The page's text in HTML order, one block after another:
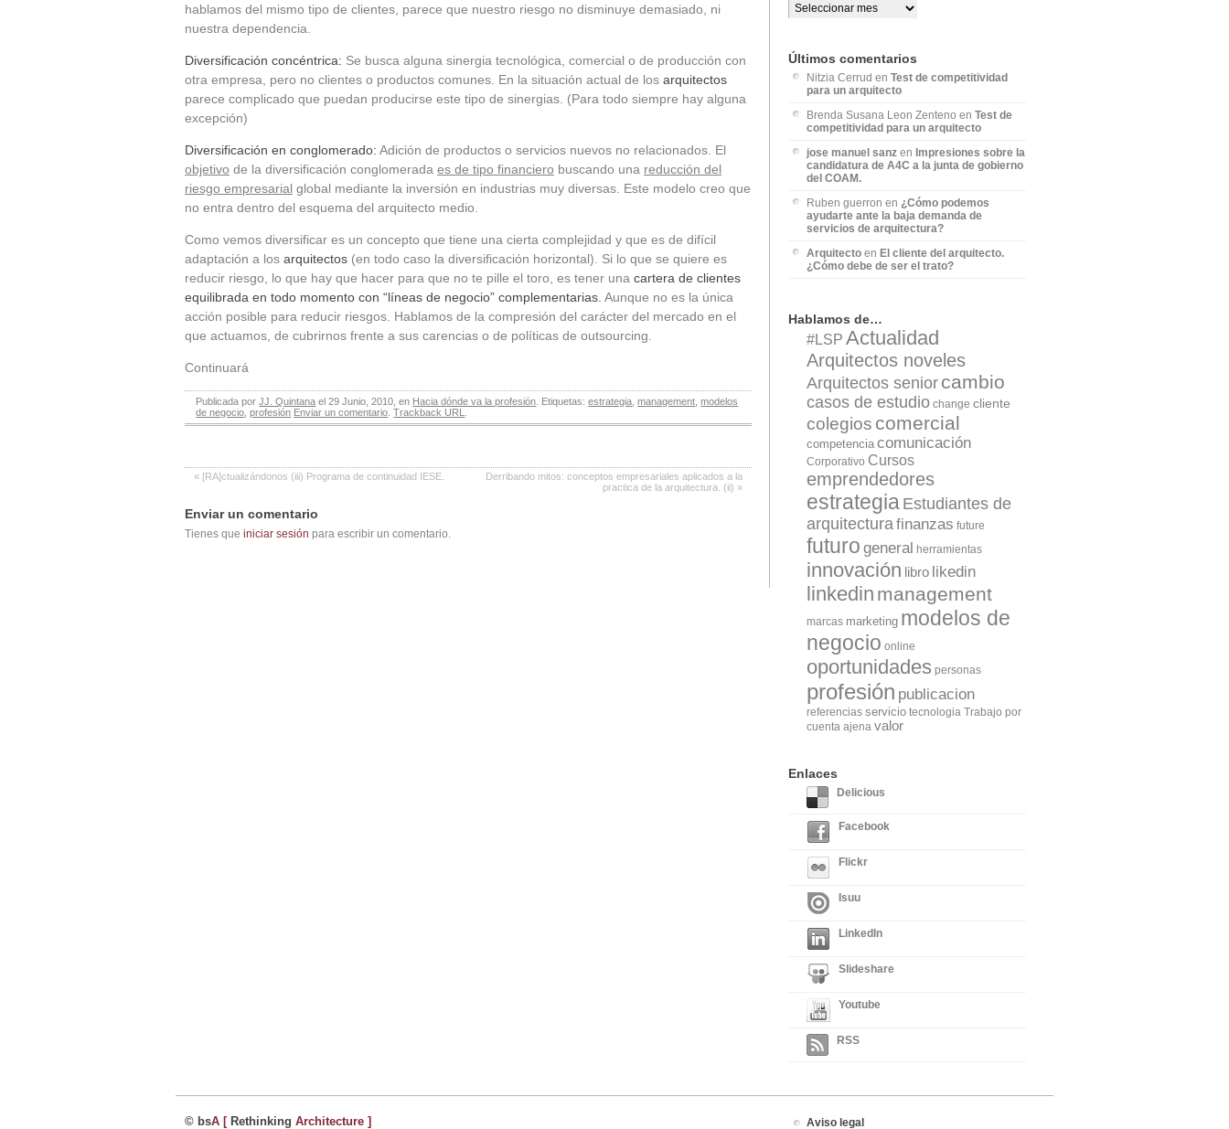
hablamos del mismo tipo de clientes, parece que nuestro riesgo no disminuye demasiado, ni
nuestra dependencia.
Diversificación concéntrica: Se busca alguna sinergia tecnológica, comercial o de producción con
otra empresa, pero no clientes o productos comunes. En la situación actual de los arquitectos
parece complicado que puedan producirse este tipo de sinergias. (Para todo siempre hay alguna
excepción)
Diversificación en conglomerado: Adición de productos o servicios nuevos no relacionados. El
objetivo de la diversificación conglomerada es de tipo financiero buscando una reducción del
riesgo empresarial global mediante la inversión en industrias muy diversas. Este modelo creo que
no entra dentro del esquema del arquitecto medio.
Como vemos diversificar es un concepto que tiene una cierta complejidad y que es de difícil
adaptación a los arquitectos (en todo caso la diversificación horizontal). Si lo que se quiere es
reducir riesgo, lo que hay que hacer para que no te pille el toro, es tener una cartera de clientes
equilibrada en todo momento con “líneas de negocio” complementarias. Aunque no es la única
acción posible para reducir riesgos. Hablamos de la compresión del carácter del mercado en el
que actuamos, de cubrirnos frente a sus carencias o de políticas de outsourcing.
Continuará
Publicada porJJ. Quintana el 29 Junio, 2010, en Hacia dónde va la profesión . Etiquetas:estrategia ,management ,modelos
de negocio ,profesión Enviar un comentario .Trackback URL
« [RA]ctualizándonos (iii) Programa de continuidad IESE.
Derribando mitos: conceptos empresariales aplicados a la
practica de la arquitectura. (ii) »
Enviar un comentario
Tienes que iniciar sesión para escribir un comentario.
Últimos comentarios
Nitzia Cerrud enTest de competitividad
para un arquitecto
Brenda Susana Leon Zenteno enTest de
competitividad para un arquitecto
jose manuel sanz enImpresiones sobre la
candidatura de A4C a la junta de gobierno
del COAM.
Ruben guerron en¿Cómo podemos
ayudarte ante la baja demanda de
servicios de arquitectura?
Arquitecto enEl cliente del arquitecto.
¿Cómo debe de ser el trato?
Hablamos de…
#LSP Actualidad
Arquitectos noveles
Arquitectos senior cambio
casos de estudio change cliente
colegios comercial
competencia comunicación
Corporativo Cursos
emprendedores
estrategia Estudiantes de
arquitectura finanzas future
futuro general herramientas
innovación libro likedin
linkedin management
marcas marketing modelos de
negocio online
oportunidades personas
profesión publicacion
referencias servicio tecnologia Trabajo por
cuenta ajena valor
Enlaces
Delicious
Facebook
Flickr
Isuu
LinkedIn
Slideshare
Youtube
RSS
© bsA [Rethinking Architecture ] Aviso legal